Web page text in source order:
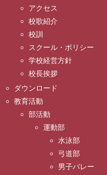
アクセス
校歌紹介
校訓
スクール・ポリシー
学校経営方針
校長挨拶
ダウンロード
教育活動
部活動
運動部
水泳部
弓道部
男子バレー